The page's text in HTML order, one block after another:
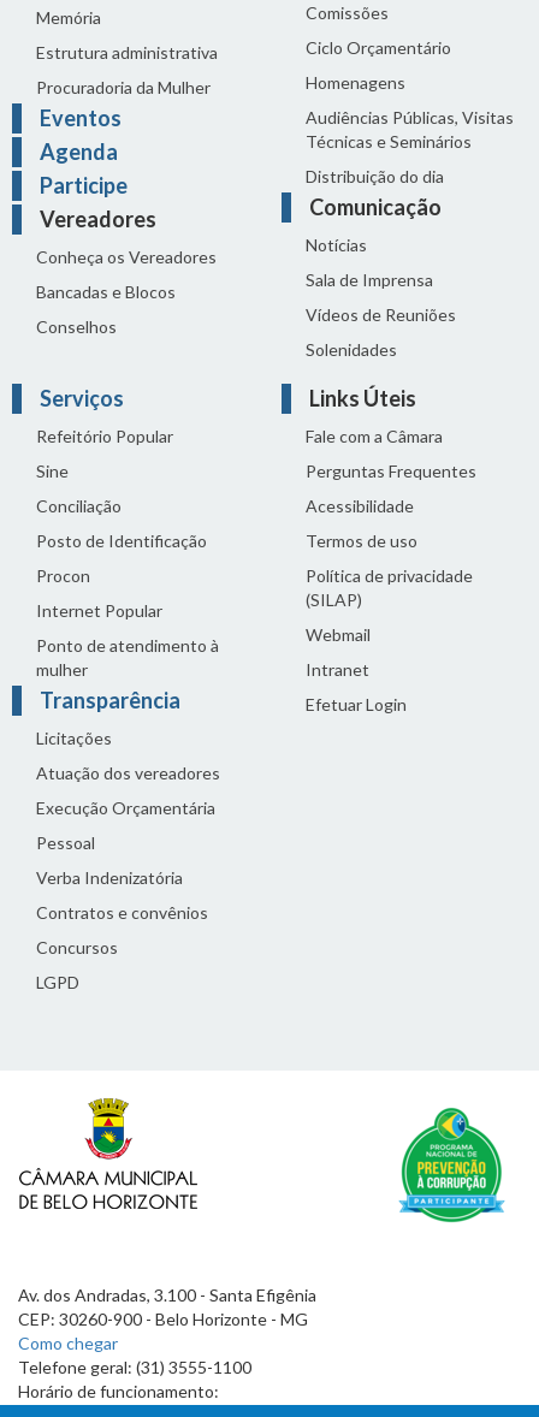
Memória
Estrutura administrativa
Procuradoria da Mulher
Eventos
Agenda
Participe
Vereadores
Conheça os Vereadores
Bancadas e Blocos
Conselhos
Comissões
Ciclo Orçamentário
Homenagens
Audiências Públicas, Visitas
Técnicas e Seminários
Distribuição do dia
Comunicação
Notícias
Sala de Imprensa
Vídeos de Reuniões
Solenidades
Serviços
Refeitório Popular
Sine
Conciliação
Posto de Identificação
Procon
Internet Popular
Ponto de atendimento à
mulher
Transparência
Licitações
Atuação dos vereadores
Execução Orçamentária
Pessoal
Verba Indenizatória
Contratos e convênios
Concursos
LGPD
Links Úteis
Fale com a Câmara
Perguntas Frequentes
Acessibilidade
Termos de uso
Política de privacidade
(SILAP)
Webmail
Intranet
Efetuar Login
Av. dos Andradas, 3.100 - Santa Efigênia
CEP: 30260-900 - Belo Horizonte - MG
Como chegar
Telefone geral: (31) 3555-1100
Horário de funcionamento: